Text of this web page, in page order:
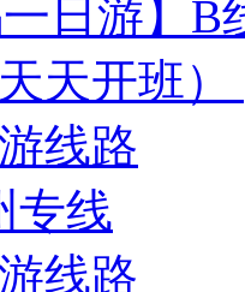
一日游】
天开班）
线路
专线
线路